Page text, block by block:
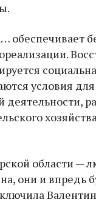
обеспечивает
условия
области —
они и впредь